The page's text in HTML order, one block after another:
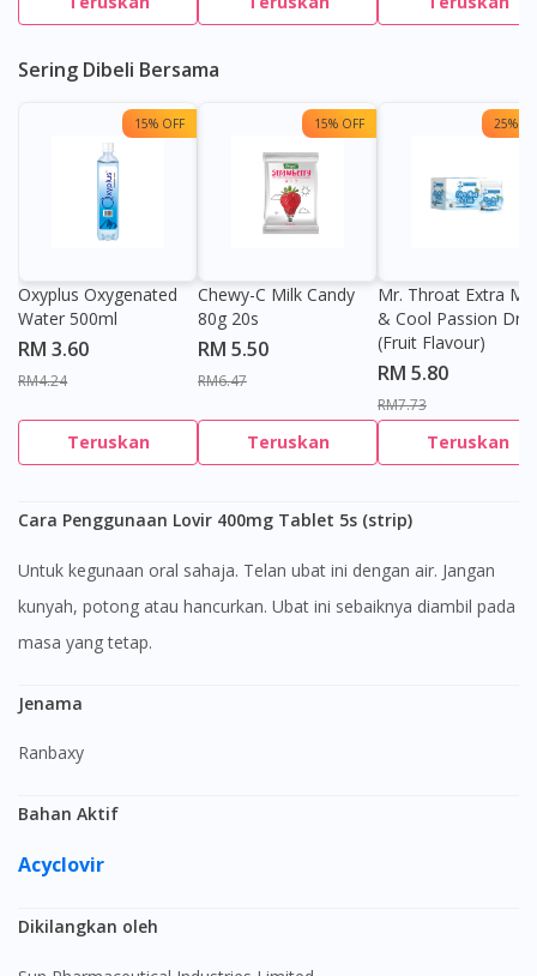
Sering Dibeli Bersama
15% OFF
Oxyplus Oxygenated
Water 500ml
RM 3.60
RM4.24
Teruskan
15% OFF
Chewy-C Milk Candy
80g 20s
RM 5.50
RM6.47
Teruskan
25%
Mr. Throat Extra
& Cool Passion
(Fruit Flavour)
RM 5.80
RM7.73
Teruskan
Cara Penggunaan Lovir 400mg Tablet 5s (strip)
Untuk kegunaan oral sahaja. Telan ubat ini dengan air. Jangan
kunyah, potong atau hancurkan. Ubat ini sebaiknya diambil pada
masa yang tetap.
Jenama
Ranbaxy
Bahan Aktif
Acyclovir
Dikilangkan oleh